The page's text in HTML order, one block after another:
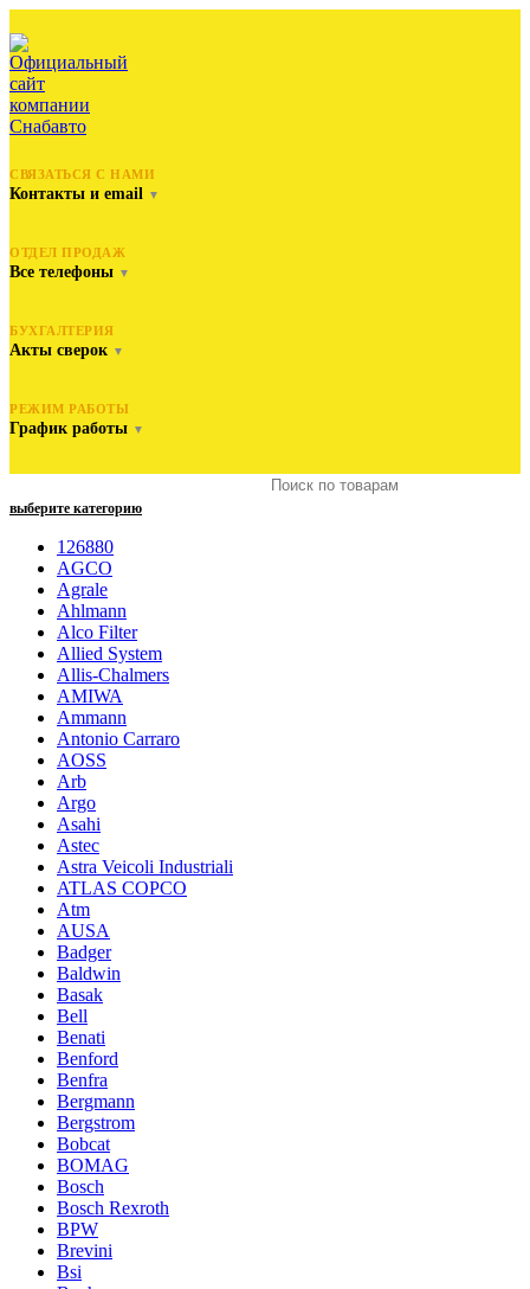
СВЯЗАТЬСЯ С НАМИ
Контакты и email ▼
ОТДЕЛ ПРОДАЖ
Все телефоны ▼
БУХГАЛТЕРИЯ
Акты сверок ▼
РЕЖИМ РАБОТЫ
График работы ▼
выберите категорию
126880
AGCO
Agrale
Ahlmann
Alco Filter
Allied System
Allis-Chalmers
AMIWA
Ammann
Antonio Carraro
AOSS
Arb
Argo
Asahi
Astec
Astra Veicoli Industriali
ATLAS COPCO
Atm
AUSA
Badger
Baldwin
Basak
Bell
Benati
Benford
Benfra
Bergmann
Bergstrom
Bobcat
BOMAG
Bosch
Bosch Rexroth
BPW
Brevini
Bsi